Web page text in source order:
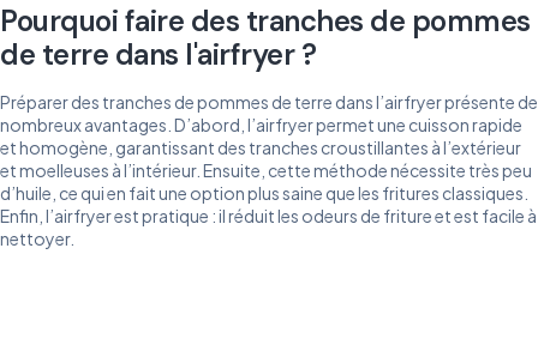
Pourquoi faire des tranches de pommes
de terre dans l'airfryer ?
Préparer des tranches de pommes de terre dans l’airfryer présente de
nombreux avantages. D’abord, l’airfryer permet une cuisson rapide
et homogène, garantissant des tranches croustillantes à l’extérieur
et moelleuses à l’intérieur. Ensuite, cette méthode nécessite très peu
d’huile, ce qui en fait une option plus saine que les fritures classiques.
Enfin, l’airfryer est pratique : il réduit les odeurs de friture et est facile à
nettoyer.